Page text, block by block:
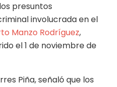
presuntos
involucrada en el
Manzo Rodríguez,
el 1 de noviembre de
Piña, señaló que los